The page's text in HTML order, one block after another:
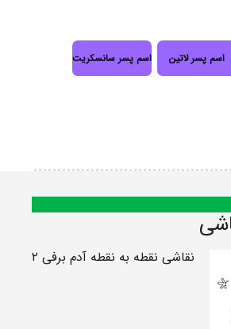
اسم پسر لاتین اسم پسر سانسکریت
نقاشی نقطه به نقطه آدم برفی ۲